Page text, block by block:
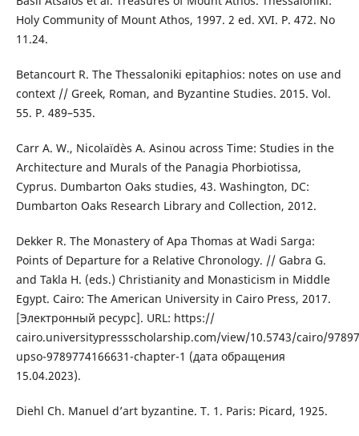
Holy Community of Mount Athos, 1997. 2 ed. XVI. P. 472. No
11.24.
Betancourt R. The Thessaloniki epitaphios: notes on use and
context // Greek, Roman, and Byzantine Studies. 2015. Vol.
55. P. 489–535.
Carr A. W., Nicolaïdès A. Asinou across Time: Studies in the
Architecture and Murals of the Panagia Phorbiotissa,
Cyprus. Dumbarton Oaks studies, 43. Washington, DC:
Dumbarton Oaks Research Library and Collection, 2012.
Dekker R. The Monastery of Apa Thomas at Wadi Sarga:
Points of Departure for a Relative Chronology. // Gabra G.
and Takla H. (eds.) Christianity and Monasticism in Middle
Egypt. Cairo: The American University in Cairo Press, 2017.
[Электронный ресурс]. URL: https://
cairo.universitypressscholarship.com/view/10.5743/cairo/
upso-9789774166631-chapter-1 (дата обращения
15.04.2023).
Diehl Ch. Manuel d’art byzantine. T. 1. Paris: Picard, 1925.